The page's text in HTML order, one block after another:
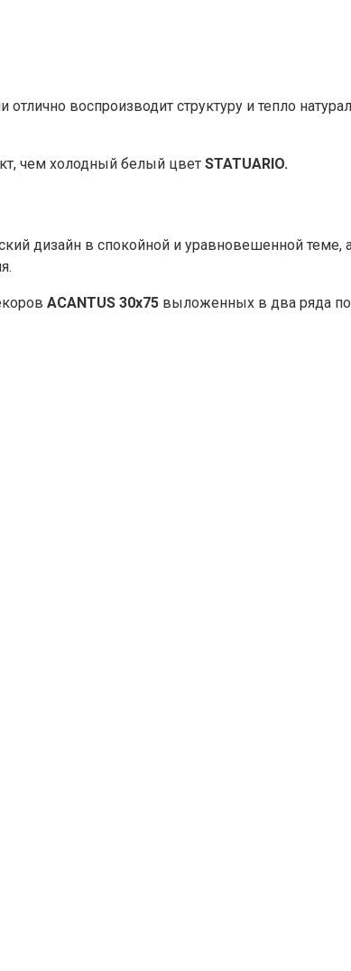
воспроизводит структуру и тепло
чем холодный белый цвет STATUARIO.
дизайн в спокойной и уравновешенной
ACANTUS 30х75 выложенных в два ряда